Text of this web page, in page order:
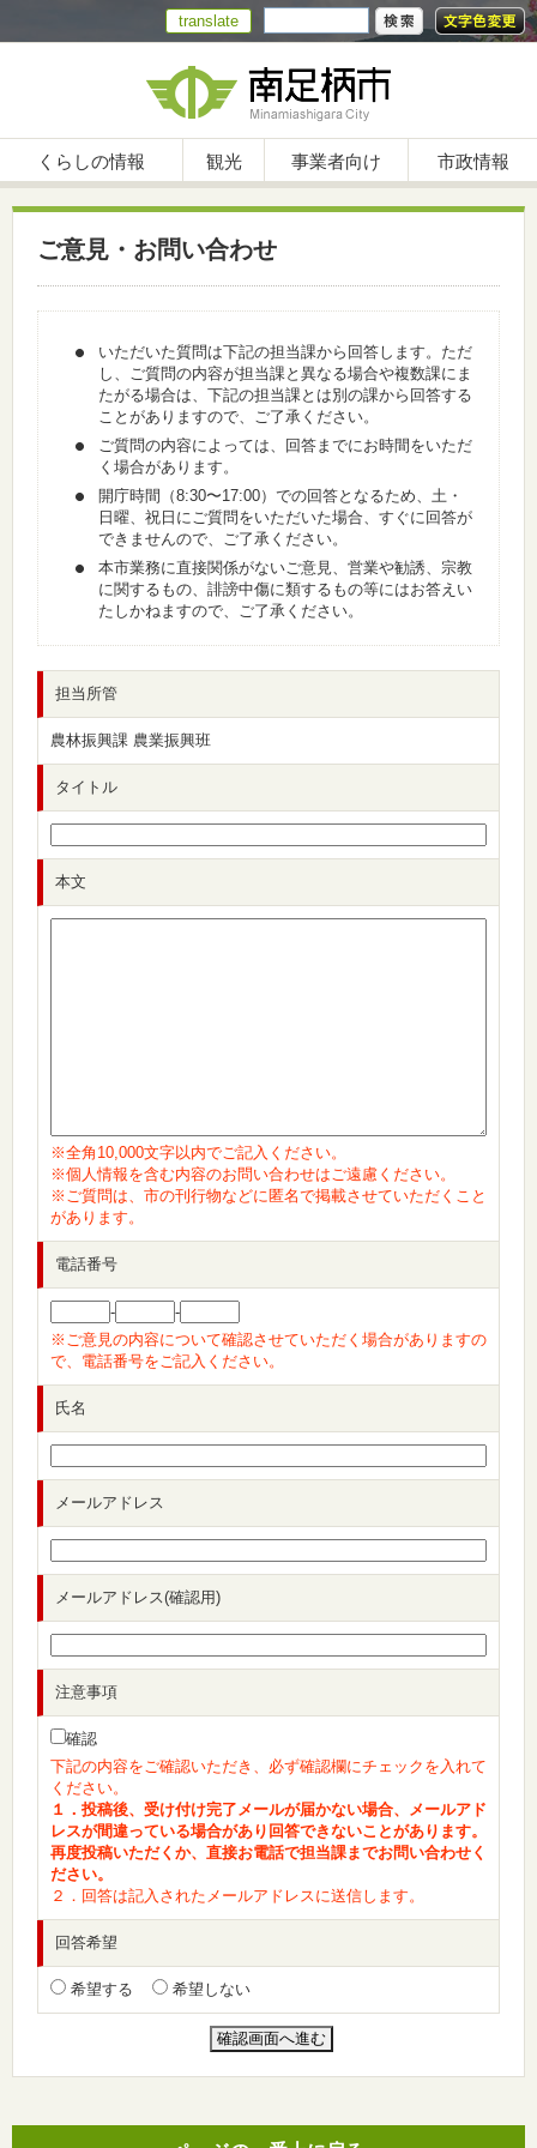
translate
くらしの情報 観光 事業者向け 市政情報
ご意見・お問い合わせ
いただいた質問は下記の担当課から回答します。ただ
し、ご質問の内容が担当課と異なる場合や複数課にま
たがる場合は、下記の担当課とは別の課から回答する
ことがありますので、ご了承ください。
ご質問の内容によっては、回答までにお時間をいただ
く場合があります。
開庁時間（8:30〜17:00）での回答となるため、土・
日曜、祝日にご質問をいただいた場合、すぐに回答が
できませんので、ご了承ください。
本市業務に直接関係がないご意見、営業や勧誘、宗教
に関するもの、誹謗中傷に類するもの等にはお答えい
たしかねますので、ご了承ください。
担当所管
農林振興課 農業振興班
タイトル
本文
※全角10,000文字以内でご記入ください。
※個人情報を含む内容のお問い合わせはご遠慮ください。
※ご質問は、市の刊行物などに匿名で掲載させていただくこと
があります。
電話番号
-
-
※ご意見の内容について確認させていただく場合がありますの
で、電話番号をご記入ください。
氏名
メールアドレス
メールアドレス(確認用)
注意事項
確認
下記の内容をご確認いただき、必ず確認欄にチェックを入れて
ください。
１．投稿後、受け付け完了メールが届かない場合、メールアド
レスが間違っている場合があり回答できないことがあります。
再度投稿いただくか、直接お電話で担当課までお問い合わせく
ださい。
２．回答は記入されたメールアドレスに送信します。
回答希望
希望する 希望しない